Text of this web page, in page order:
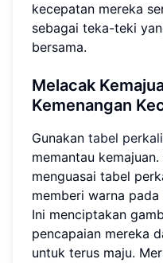
kecepatan mereka
sebagai teka-teki
bersama.
Melacak
Kemenangan
Gunakan tabel
memantau
menguasai tabel
memberi warna
Ini menciptakan
pencapaian mereka
untuk terus maju.